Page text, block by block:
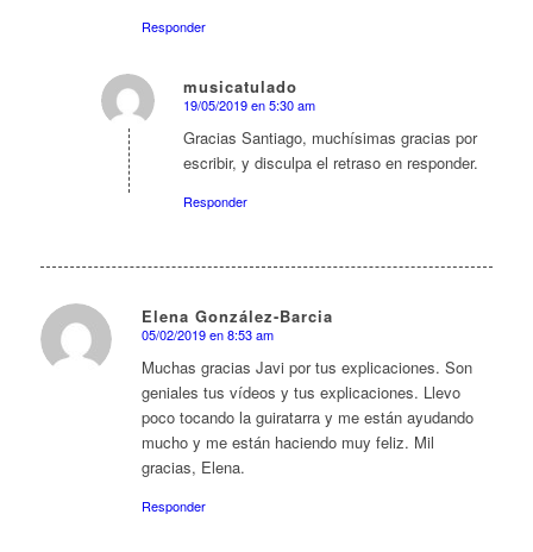
Responder
musicatulado
Dice:
19/05/2019 en 5:30 am
Gracias Santiago, muchísimas gracias por
escribir, y disculpa el retraso en responder.
Responder
Elena González-Barcia
Dice:
05/02/2019 en 8:53 am
Muchas gracias Javi por tus explicaciones. Son
geniales tus vídeos y tus explicaciones. Llevo
poco tocando la guiratarra y me están ayudando
mucho y me están haciendo muy feliz. Mil
gracias, Elena.
Responder